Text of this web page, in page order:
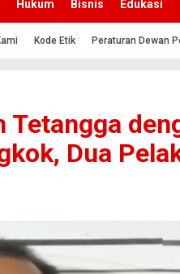
Hukum Bisnis Edukasi
Kode Etik Peraturan Dewan
Tetangga
Dua